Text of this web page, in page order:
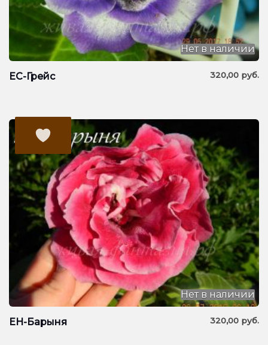
ЕС-Грейс 320,00 руб.
Нет в наличии
ЕН-Барыня 320,00 руб.
Нет в наличии